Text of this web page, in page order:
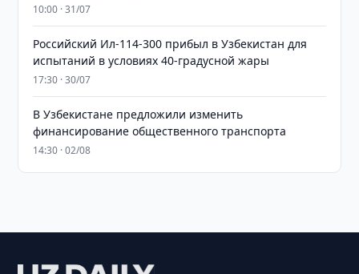
10:00 · 31/07
Российский Ил-114-300 прибыл в Узбекистан для
испытаний в условиях 40-градусной жары
17:30 · 30/07
В Узбекистане предложили изменить
финансирование общественного транспорта
14:30 · 02/08